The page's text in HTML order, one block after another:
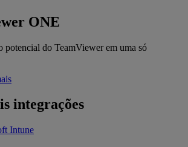
ONE
potencial do TeamViewer em uma só
integrações
Intune